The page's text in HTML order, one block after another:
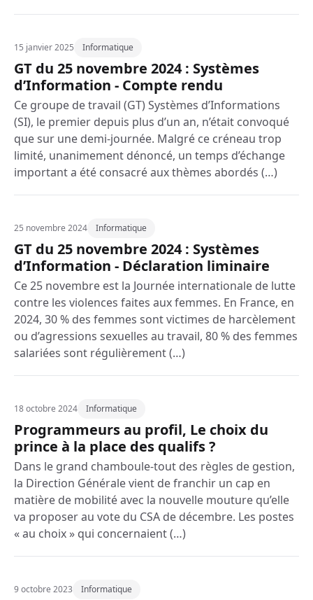
15 janvier 2025 Informatique
GT du 25 novembre 2024 : Systèmes
d’Information - Compte rendu
Ce groupe de travail (GT) Systèmes d’Informations
(SI), le premier depuis plus d’un an, n’était convoqué
que sur une demi-journée. Malgré ce créneau trop
limité, unanimement dénoncé, un temps d’échange
important a été consacré aux thèmes abordés (…)
25 novembre 2024 Informatique
GT du 25 novembre 2024 : Systèmes
d’Information - Déclaration liminaire
Ce 25 novembre est la Journée internationale de lutte
contre les violences faites aux femmes. En France, en
2024, 30 % des femmes sont victimes de harcèlement
ou d’agressions sexuelles au travail, 80 % des femmes
salariées sont régulièrement (…)
18 octobre 2024 Informatique
Programmeurs au profil, Le choix du
prince à la place des qualifs ?
Dans le grand chamboule-tout des règles de gestion,
la Direction Générale vient de franchir un cap en
matière de mobilité avec la nouvelle mouture qu’elle
va proposer au vote du CSA de décembre. Les postes
« au choix » qui concernaient (…)
9 octobre 2023 Informatique